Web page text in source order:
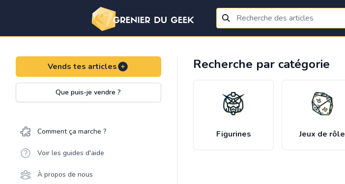
Vends tes articles
Que puis-je vendre ?
Comment ça marche ?
Voir les guides d'aide
À propos de nous
Recherche par catégorie
Figurines Jeux de rôle